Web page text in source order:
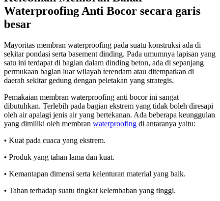
Waterproofing Anti Bocor secara garis
besar
Mayoritas membran waterproofing pada suatu konstruksi ada di
sekitar pondasi serta basement dinding. Pada umumnya lapisan yang
satu ini terdapat di bagian dalam dinding beton, ada di sepanjang
permukaan bagian luar wilayah terendam atau ditempatkan di
daerah sekitar gedung dengan peletakan yang strategis.
Pemakaian membran waterproofing anti bocor ini sangat
dibutuhkan. Terlebih pada bagian ekstrem yang tidak boleh diresapi
oleh air apalagi jenis air yang bertekanan. Ada beberapa keunggulan
yang dimiliki oleh membran waterproofing di antaranya yaitu:
• Kuat pada cuaca yang ekstrem.
• Produk yang tahan lama dan kuat.
• Kemantapan dimensi serta kelenturan material yang baik.
• Tahan terhadap suatu tingkat kelembaban yang tinggi.